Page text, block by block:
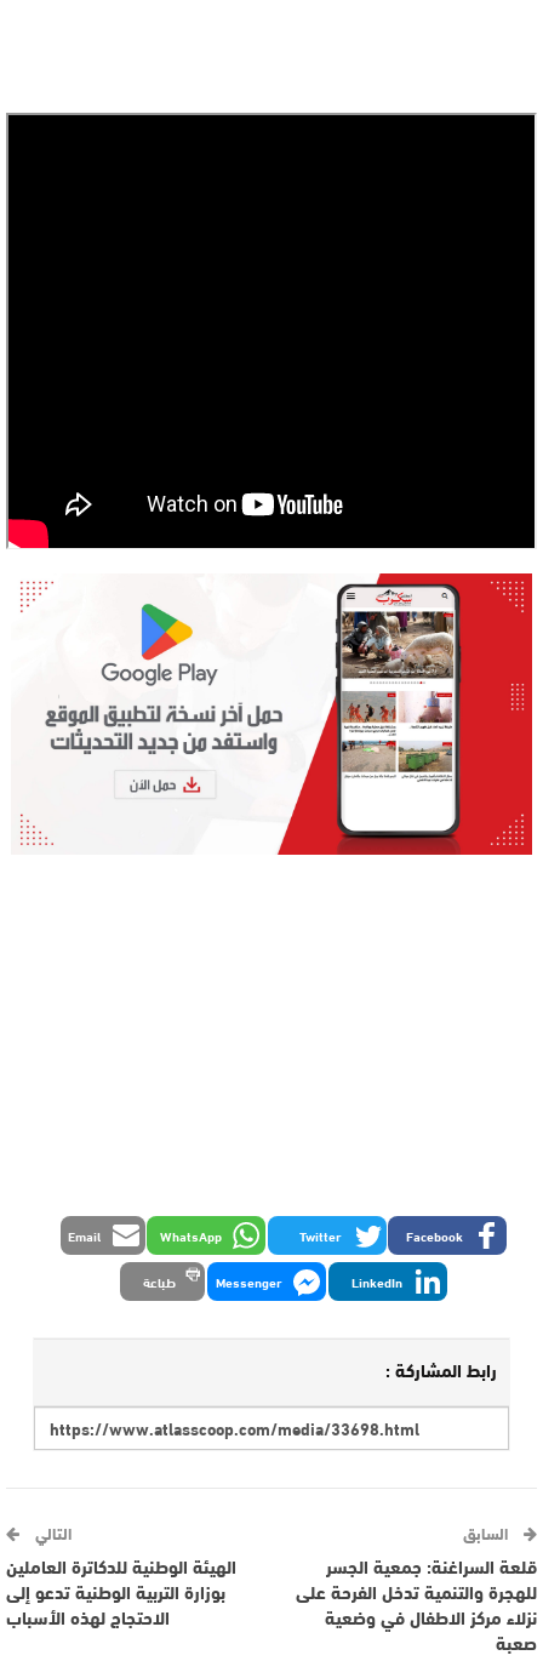
Facebook
Twitter
WhatsApp
Email
LinkedIn
Messenger طباعة
رابط المشاركة :
السابق
قلعة السراغنة: جمعية الجسر
للهجرة والتنمية تدخل الفرحة على
نزلاء مركز الاطفال في وضعية
صعبة
التالي
الهيئة الوطنية للدكاترة العاملين
بوزارة التربية الوطنية تدعو إلى
الاحتجاج لهذه الأسباب